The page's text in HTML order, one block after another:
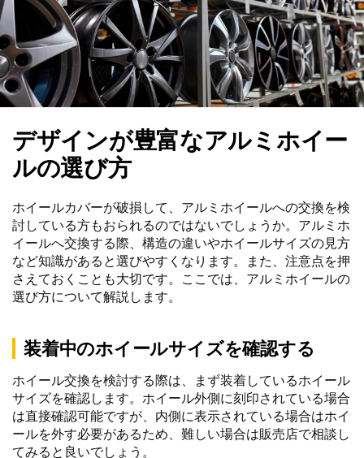
デザインが豊富なアルミホイー
ルの選び方
ホイールカバーが破損して、アルミホイールへの交換を検
討している方もおられるのではないでしょうか。アルミホ
イールへ交換する際、構造の違いやホイールサイズの見方
など知識があると選びやすくなります。また、注意点を押
さえておくことも大切です。ここでは、アルミホイールの
選び方について解説します。
装着中のホイールサイズを確認する
ホイール交換を検討する際は、まず装着しているホイール
サイズを確認します。ホイール外側に刻印されている場合
は直接確認可能ですが、内側に表示されている場合はホイ
ールを外す必要があるため、難しい場合は販売店で相談し
てみると良いでしょう。